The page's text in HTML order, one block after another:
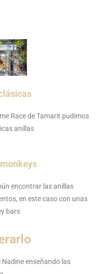
Race de Tamarit pudimos
anillas
encontrar las anillas
en este caso con unas
bars
enseñando las